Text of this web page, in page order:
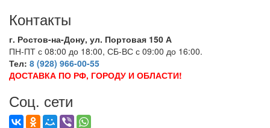
Контакты
г. Ростов-на-Дону, ул. Портовая 150 А
ПН-ПТ с 08:00 до 18:00, СБ-ВС с 09:00 до 16:00.
Тел: 8 (928) 966-00-55
ДОСТАВКА ПО РФ, ГОРОДУ И ОБЛАСТИ!
Соц. сети